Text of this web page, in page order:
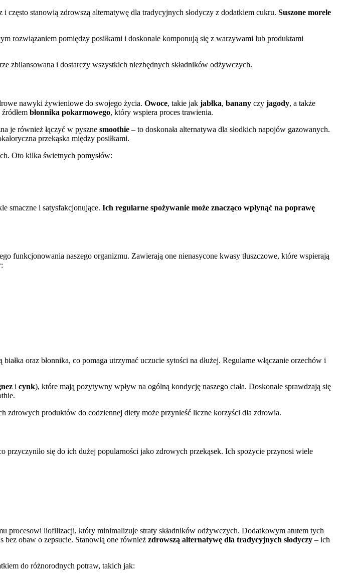
i często stanowią zdrowszą alternatywę dla tradycyjnych słodyczy z dodatkiem cukru. Suszone morele
rozwiązaniem pomiędzy posiłkami i doskonale komponują się z warzywami lub produktami
zbilansowana i dostarczy wszystkich niezbędnych składników odżywczych.
nawyki żywieniowe do swojego życia. Owoce, takie jak jabłka, banany czy jagody, a także
błonnika pokarmowego, który wspiera proces trawienia.
je również łączyć w pyszne smoothie – to doskonała alternatywa dla słodkich napojów gazowanych.
przekąska między posiłkami.
Oto kilka świetnych pomysłów:
smaczne i satysfakcjonujące. Ich regularne spożywanie może znacząco wpłynąć na poprawę
funkcjonowania naszego organizmu. Zawierają one nienasycone kwasy tłuszczowe, które wspierają
oraz błonnika, co pomaga utrzymać uczucie sytości na dłużej. Regularne włączanie orzechów i
i cynk), które mają pozytywny wpływ na ogólną kondycję naszego ciała. Doskonale sprawdzają się
zdrowych produktów do codziennej diety może przynieść liczne korzyści dla zdrowia.
przyczyniło się do ich dużej popularności jako zdrowych przekąsek. Ich spożycie przynosi wiele
procesowi liofilizacji, który minimalizuje straty składników odżywczych. Dodatkowym atutem tych
bez obaw o zepsucie. Stanowią one również zdrowszą alternatywę dla tradycyjnych słodyczy – ich
do różnorodnych potraw, takich jak: